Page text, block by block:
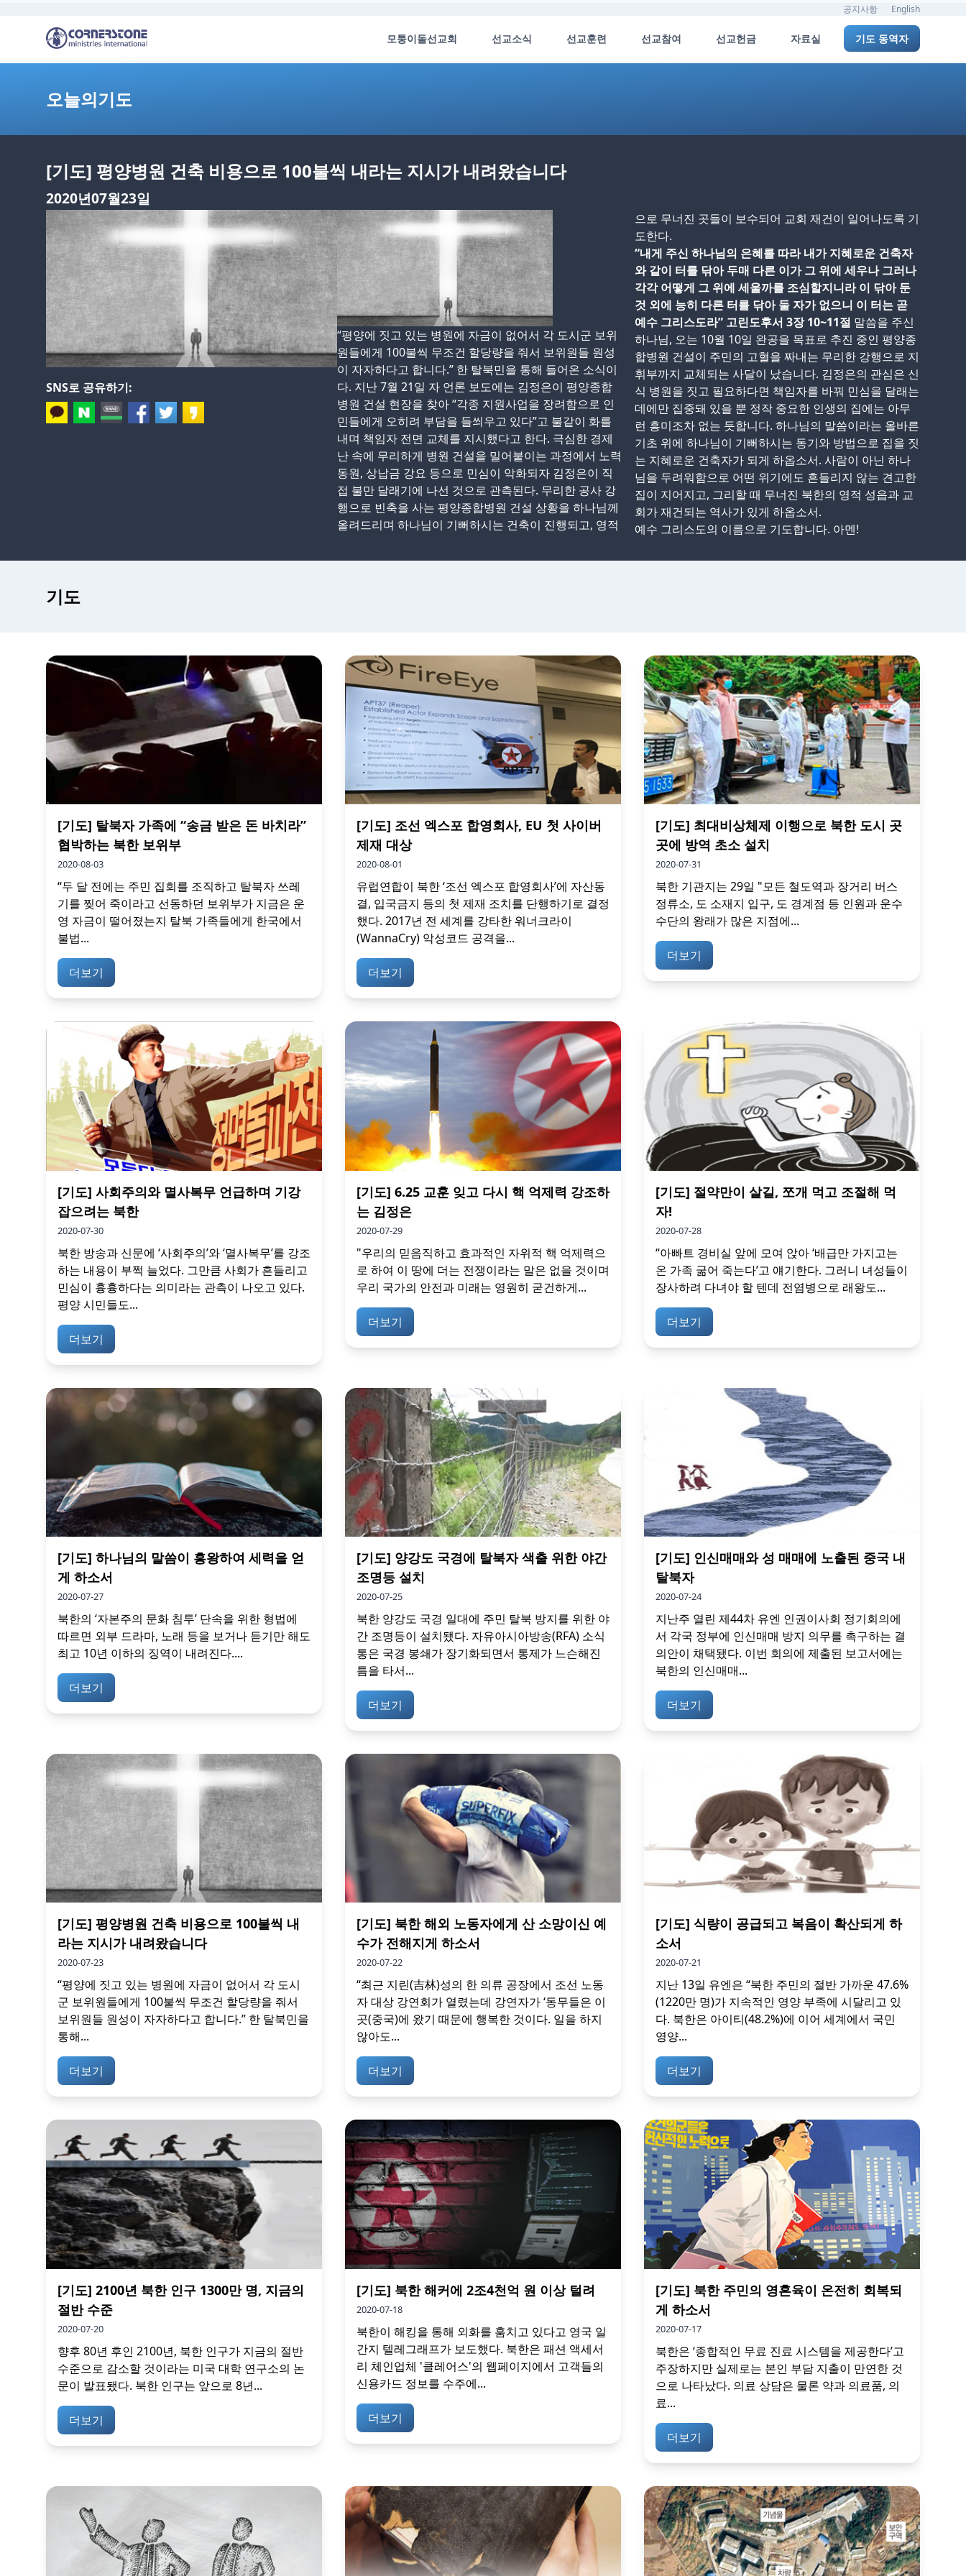
공지사항 English
모퉁이돌선교회 선교소식 선교훈련 선교참여 선교헌금 자료실 기도 동역자
오늘의기도
[기도] 평양병원 건축 비용으로 100불씩 내라는 지시가 내려왔습니다
2020년07월23일
SNS로 공유하기:
“평양에 짓고 있는 병원에 자금이 없어서 각 도시군 보위
원들에게 100불씩 무조건 할당량을 줘서 보위원들 원성
이 자자하다고 합니다.” 한 탈북민을 통해 들어온 소식이
다. 지난 7월 21일 자 언론 보도에는 김정은이 평양종합
병원 건설 현장을 찾아 “각종 지원사업을 장려함으로 인
민들에게 오히려 부담을 들씌우고 있다”고 불같이 화를
내며 책임자 전면 교체를 지시했다고 한다. 극심한 경제
난 속에 무리하게 병원 건설을 밀어붙이는 과정에서 노력
동원, 상납금 강요 등으로 민심이 악화되자 김정은이 직
접 불만 달래기에 나선 것으로 관측된다. 무리한 공사 강
행으로 빈축을 사는 평양종합병원 건설 상황을 하나님께
올려드리며 하나님이 기뻐하시는 건축이 진행되고, 영적
으로 무너진 곳들이 보수되어 교회 재건이 일어나도록 기
도한다.
“내게 주신 하나님의 은혜를 따라 내가 지혜로운 건축자
와 같이 터를 닦아 두매 다른 이가 그 위에 세우나 그러나
각각 어떻게 그 위에 세울까를 조심할지니라 이 닦아 둔
것 외에 능히 다른 터를 닦아 둘 자가 없으니 이 터는 곧
예수 그리스도라” 고린도후서 3장 10~11절 말씀을 주신
하나님, 오는 10월 10일 완공을 목표로 추진 중인 평양종
합병원 건설이 주민의 고혈을 짜내는 무리한 강행으로 지
휘부까지 교체되는 사달이 났습니다. 김정은의 관심은 신
식 병원을 짓고 필요하다면 책임자를 바꿔 민심을 달래는
데에만 집중돼 있을 뿐 정작 중요한 인생의 집에는 아무
런 흥미조차 없는 듯합니다. 하나님의 말씀이라는 올바른
기초 위에 하나님이 기뻐하시는 동기와 방법으로 집을 짓
는 지혜로운 건축자가 되게 하옵소서. 사람이 아닌 하나
님을 두려워함으로 어떤 위기에도 흔들리지 않는 견고한
집이 지어지고, 그리할 때 무너진 북한의 영적 성읍과 교
회가 재건되는 역사가 있게 하옵소서.
예수 그리스도의 이름으로 기도합니다. 아멘!
기도
[기도] 탈북자 가족에 “송금 받은 돈 바치라”
협박하는 북한 보위부
2020-08-03
“두 달 전에는 주민 집회를 조직하고 탈북자 쓰레
기를 찢어 죽이라고 선동하던 보위부가 지금은 운
영 자금이 떨어졌는지 탈북 가족들에게 한국에서
불법...
더보기
[기도] 조선 엑스포 합영회사, EU 첫 사이버
제재 대상
2020-08-01
유럽연합이 북한 ‘조선 엑스포 합영회사’에 자산동
결, 입국금지 등의 첫 제재 조치를 단행하기로 결정
했다. 2017년 전 세계를 강타한 워너크라이
(WannaCry) 악성코드 공격을...
더보기
[기도] 최대비상체제 이행으로 북한 도시 곳
곳에 방역 초소 설치
2020-07-31
북한 기관지는 29일 "모든 철도역과 장거리 버스
정류소, 도 소재지 입구, 도 경계점 등 인원과 운수
수단의 왕래가 많은 지점에...
더보기
[기도] 사회주의와 멸사복무 언급하며 기강
잡으려는 북한
2020-07-30
북한 방송과 신문에 ‘사회주의’와 ‘멸사복무’를 강조
하는 내용이 부쩍 늘었다. 그만큼 사회가 흔들리고
민심이 흉흉하다는 의미라는 관측이 나오고 있다.
평양 시민들도...
더보기
[기도] 6.25 교훈 잊고 다시 핵 억제력 강조하
는 김정은
2020-07-29
"우리의 믿음직하고 효과적인 자위적 핵 억제력으
로 하여 이 땅에 더는 전쟁이라는 말은 없을 것이며
우리 국가의 안전과 미래는 영원히 굳건하게...
더보기
[기도] 절약만이 살길, 쪼개 먹고 조절해 먹
자!
2020-07-28
“아빠트 경비실 앞에 모여 앉아 ‘배급만 가지고는
온 가족 굶어 죽는다’고 얘기한다. 그러니 녀성들이
장사하려 다녀야 할 텐데 전염병으로 래왕도...
더보기
[기도] 하나님의 말씀이 흥왕하여 세력을 얻
게 하소서
2020-07-27
북한의 ‘자본주의 문화 침투’ 단속을 위한 형법에
따르면 외부 드라마, 노래 등을 보거나 듣기만 해도
최고 10년 이하의 징역이 내려진다....
더보기
[기도] 양강도 국경에 탈북자 색출 위한 야간
조명등 설치
2020-07-25
북한 양강도 국경 일대에 주민 탈북 방지를 위한 야
간 조명등이 설치됐다. 자유아시아방송(RFA) 소식
통은 국경 봉쇄가 장기화되면서 통제가 느슨해진
틈을 타서...
더보기
[기도] 인신매매와 성 매매에 노출된 중국 내
탈북자
2020-07-24
지난주 열린 제44차 유엔 인권이사회 정기회의에
서 각국 정부에 인신매매 방지 의무를 촉구하는 결
의안이 채택됐다. 이번 회의에 제출된 보고서에는
북한의 인신매매...
더보기
[기도] 평양병원 건축 비용으로 100불씩 내
라는 지시가 내려왔습니다
2020-07-23
“평양에 짓고 있는 병원에 자금이 없어서 각 도시
군 보위원들에게 100불씩 무조건 할당량을 줘서
보위원들 원성이 자자하다고 합니다.” 한 탈북민을
통해...
더보기
[기도] 북한 해외 노동자에게 산 소망이신 예
수가 전해지게 하소서
2020-07-22
“최근 지린(吉林)성의 한 의류 공장에서 조선 노동
자 대상 강연회가 열렸는데 강연자가 ‘동무들은 이
곳(중국)에 왔기 때문에 행복한 것이다. 일을 하지
않아도...
더보기
[기도] 식량이 공급되고 복음이 확산되게 하
소서
2020-07-21
지난 13일 유엔은 “북한 주민의 절반 가까운 47.6%
(1220만 명)가 지속적인 영양 부족에 시달리고 있
다. 북한은 아이티(48.2%)에 이어 세계에서 국민
영양...
더보기
[기도] 2100년 북한 인구 1300만 명, 지금의
절반 수준
2020-07-20
향후 80년 후인 2100년, 북한 인구가 지금의 절반
수준으로 감소할 것이라는 미국 대학 연구소의 논
문이 발표됐다. 북한 인구는 앞으로 8년...
더보기
[기도] 북한 해커에 2조4천억 원 이상 털려
2020-07-18
북한이 해킹을 통해 외화를 훔치고 있다고 영국 일
간지 텔레그래프가 보도했다. 북한은 패션 액세서
리 체인업체 '클레어스'의 웹페이지에서 고객들의
신용카드 정보를 수주에...
더보기
[기도] 북한 주민의 영혼육이 온전히 회복되
게 하소서
2020-07-17
북한은 ‘종합적인 무료 진료 시스템을 제공한다’고
주장하지만 실제로는 본인 부담 지출이 만연한 것
으로 나타났다. 의료 상담은 물론 약과 의료품, 의
료...
더보기